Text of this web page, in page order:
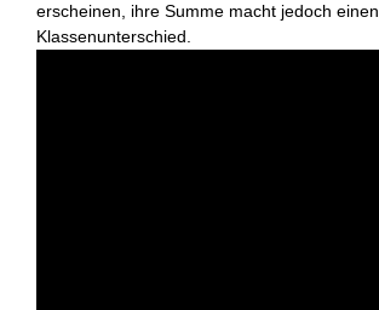
erscheinen, ihre Summe macht jedoch einen
Klassenunterschied.